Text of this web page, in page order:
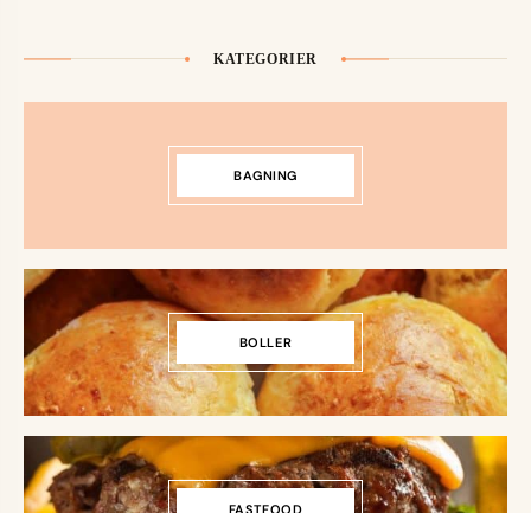
KATEGORIER
BAGNING
BOLLER
FASTFOOD